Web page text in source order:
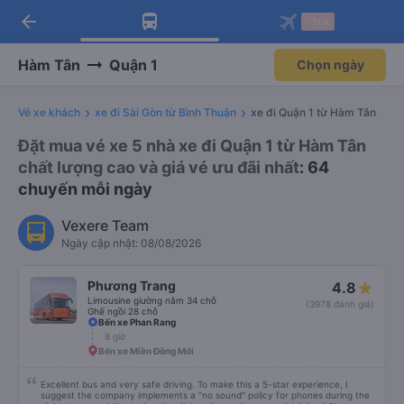
Tải app Vexere ngay!
Nhận ưu đãi thành viên độc
Mở app
Tải app Vexere
-30k/ghế khi đặt vé máy bay qua
Mở app
arrow_back
Hàm Tân Quận 1 Chọn ngày
Vé xe khách xe đi Sài Gòn từ Bình Thuận xe đi Quận 1 từ Hàm Tân
Đặt mua vé xe 5 nhà xe đi Quận 1 từ Hàm Tân
chất lượng cao và giá vé ưu đãi nhất: 64
chuyến mỗi ngày
Vexere Team
Ngày cập nhật: 08/08/2026
Phương Trang
Limousine giường nằm 34 chỗ
Ghế ngồi 28 chỗ
4.8
(3978 đánh giá)
Bến xe Phan Rang
8 giờ
Bến xe Miền Đông Mới
Excellent bus and very safe driving. To make this a 5-star experience, I
suggest the company implements a "no sound" policy for phones during the